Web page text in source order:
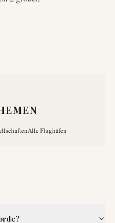
Alle Flughäfen